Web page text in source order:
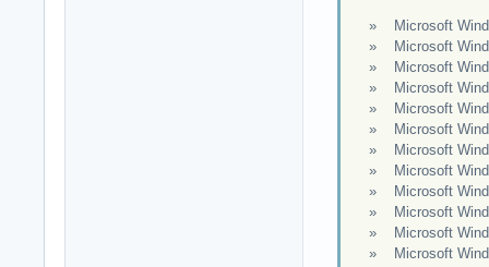
» Microsoft
» Microsoft
» Microsoft
» Microsoft
» Microsoft
» Microsoft
» Microsoft
» Microsoft
» Microsoft
» Microsoft
» Microsoft
» Microsoft